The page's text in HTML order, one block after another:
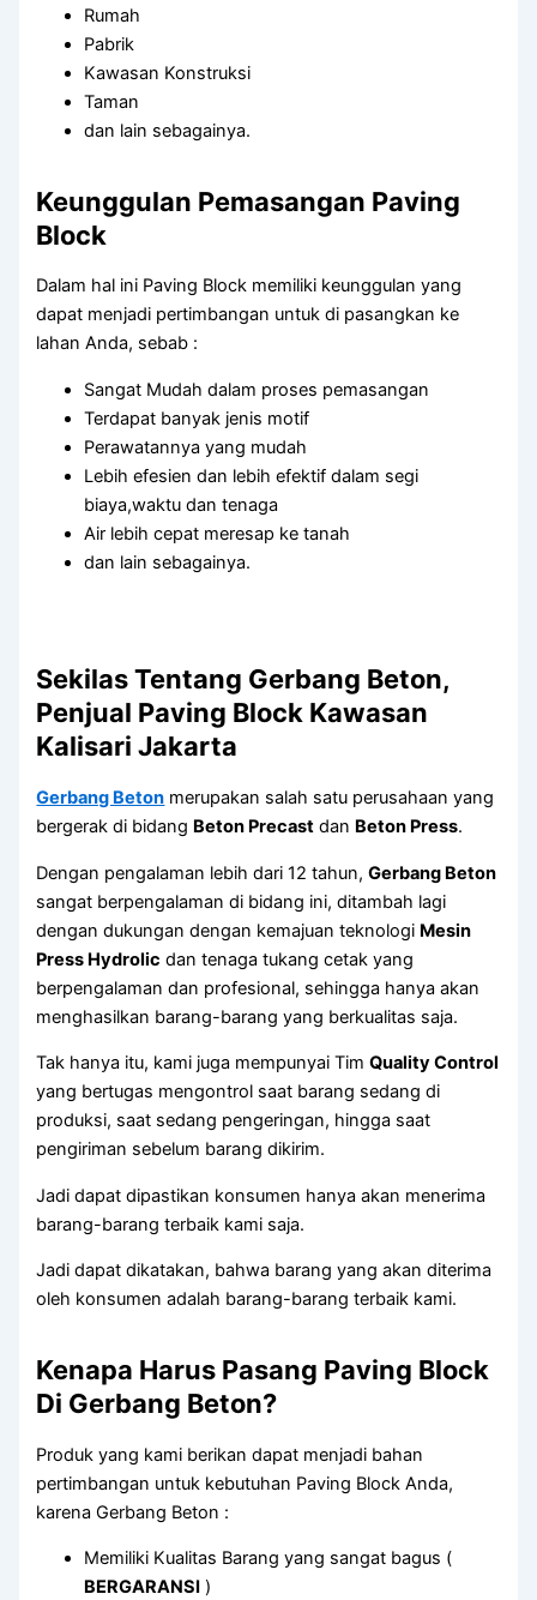
Rumah
Pabrik
Kawasan Konstruksi
Taman
dan lain sebagainya.
Keunggulan Pemasangan Paving
Block
Dalam hal ini Paving Block memiliki keunggulan yang
dapat menjadi pertimbangan untuk di pasangkan ke
lahan Anda, sebab :
Sangat Mudah dalam proses pemasangan
Terdapat banyak jenis motif
Perawatannya yang mudah
Lebih efesien dan lebih efektif dalam segi
biaya,waktu dan tenaga
Air lebih cepat meresap ke tanah
dan lain sebagainya.
Sekilas Tentang Gerbang Beton,
Penjual Paving Block Kawasan
Kalisari Jakarta
Gerbang Beton merupakan salah satu perusahaan yang
bergerak di bidang Beton Precast dan Beton Press.
Dengan pengalaman lebih dari 12 tahun,Gerbang Beton
sangat berpengalaman di bidang ini, ditambah lagi
dengan dukungan dengan kemajuan teknologi Mesin
Press Hydrolic dan tenaga tukang cetak yang
berpengalaman dan profesional, sehingga hanya akan
menghasilkan barang-barang yang berkualitas saja.
Tak hanya itu, kami juga mempunyai TimQuality Control
yang bertugas mengontrol saat barang sedang di
produksi, saat sedang pengeringan, hingga saat
pengiriman sebelum barang dikirim.
Jadi dapat dipastikan konsumen hanya akan menerima
barang-barang terbaik kami saja.
Jadi dapat dikatakan, bahwa barang yang akan diterima
oleh konsumen adalah barang-barang terbaik kami.
Kenapa Harus Pasang Paving Block
Di Gerbang Beton?
Produk yang kami berikan dapat menjadi bahan
pertimbangan untuk kebutuhan Paving Block Anda,
karena Gerbang Beton :
Memiliki Kualitas Barang yang sangat bagus (
BERGARANSI )